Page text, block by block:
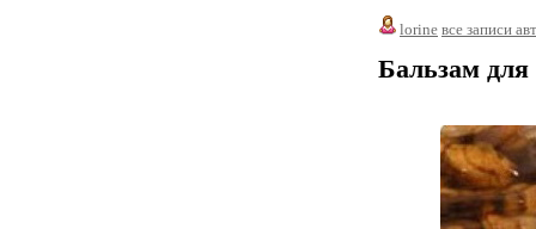
lorine все записи
Бальзам для